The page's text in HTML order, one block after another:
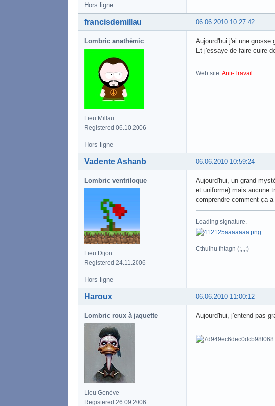
Hors ligne
06.06.2010 10:27:42
francisdemillau
Lombric anathèmic
Lieu Millau
Registered 06.10.2006
Aujourd'hui j'ai une grosse
Et j'essaye de faire cuire
Web site:Anti-Travail
Hors ligne
06.06.2010 10:59:24
Vadente Ashanb
Lombric ventriloque
Lieu Dijon
Registered 24.11.2006
Aujourd'hui, un grand
et uniforme) mais aucune
comprendre comment ça a
Loading signature.
Cthulhu fhtagn (;,,,;)
Hors ligne
06.06.2010 11:00:12
Haroux
Lombric roux à jaquette
Lieu Genève
Registered 26.09.2006
Aujourd'hui, j'entend pas